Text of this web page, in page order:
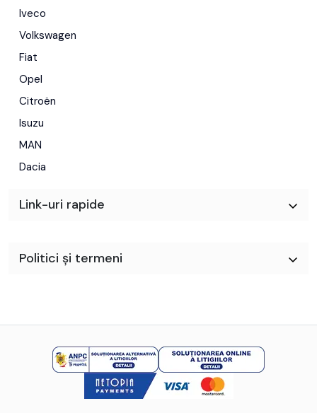
Iveco
Volkswagen
Fiat
Opel
Citroën
Isuzu
MAN
Dacia
Link-uri rapide
Politici și termeni